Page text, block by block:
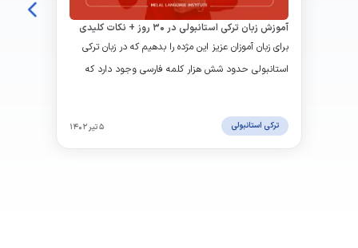
آموزش زبان ترکی استانبولی در ۳۰ روز + نکات کلیدی
برای زبان آموزان عزیز این مژده را بدهیم که در زبان ترکی
استانبولی حدود شش هزار کلمه فارسی وجود دارد که
تکنیک های جدیدی برای آموزش زبان ترکی استانبولی
وجود دارد که می توان این زبان را در عرض ۳۰ روز یاد
ترکی استانبولی ۵ تیر ۱۴۰۲